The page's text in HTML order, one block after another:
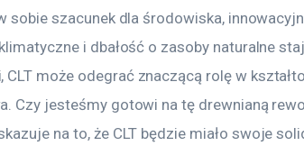
sobie szacunek dla środowiska,
i dbałość o zasoby naturalne
CLT może odegrać znaczącą rolę w
Czy jesteśmy gotowi na tę drewnianą
na to, że CLT będzie miało swoje